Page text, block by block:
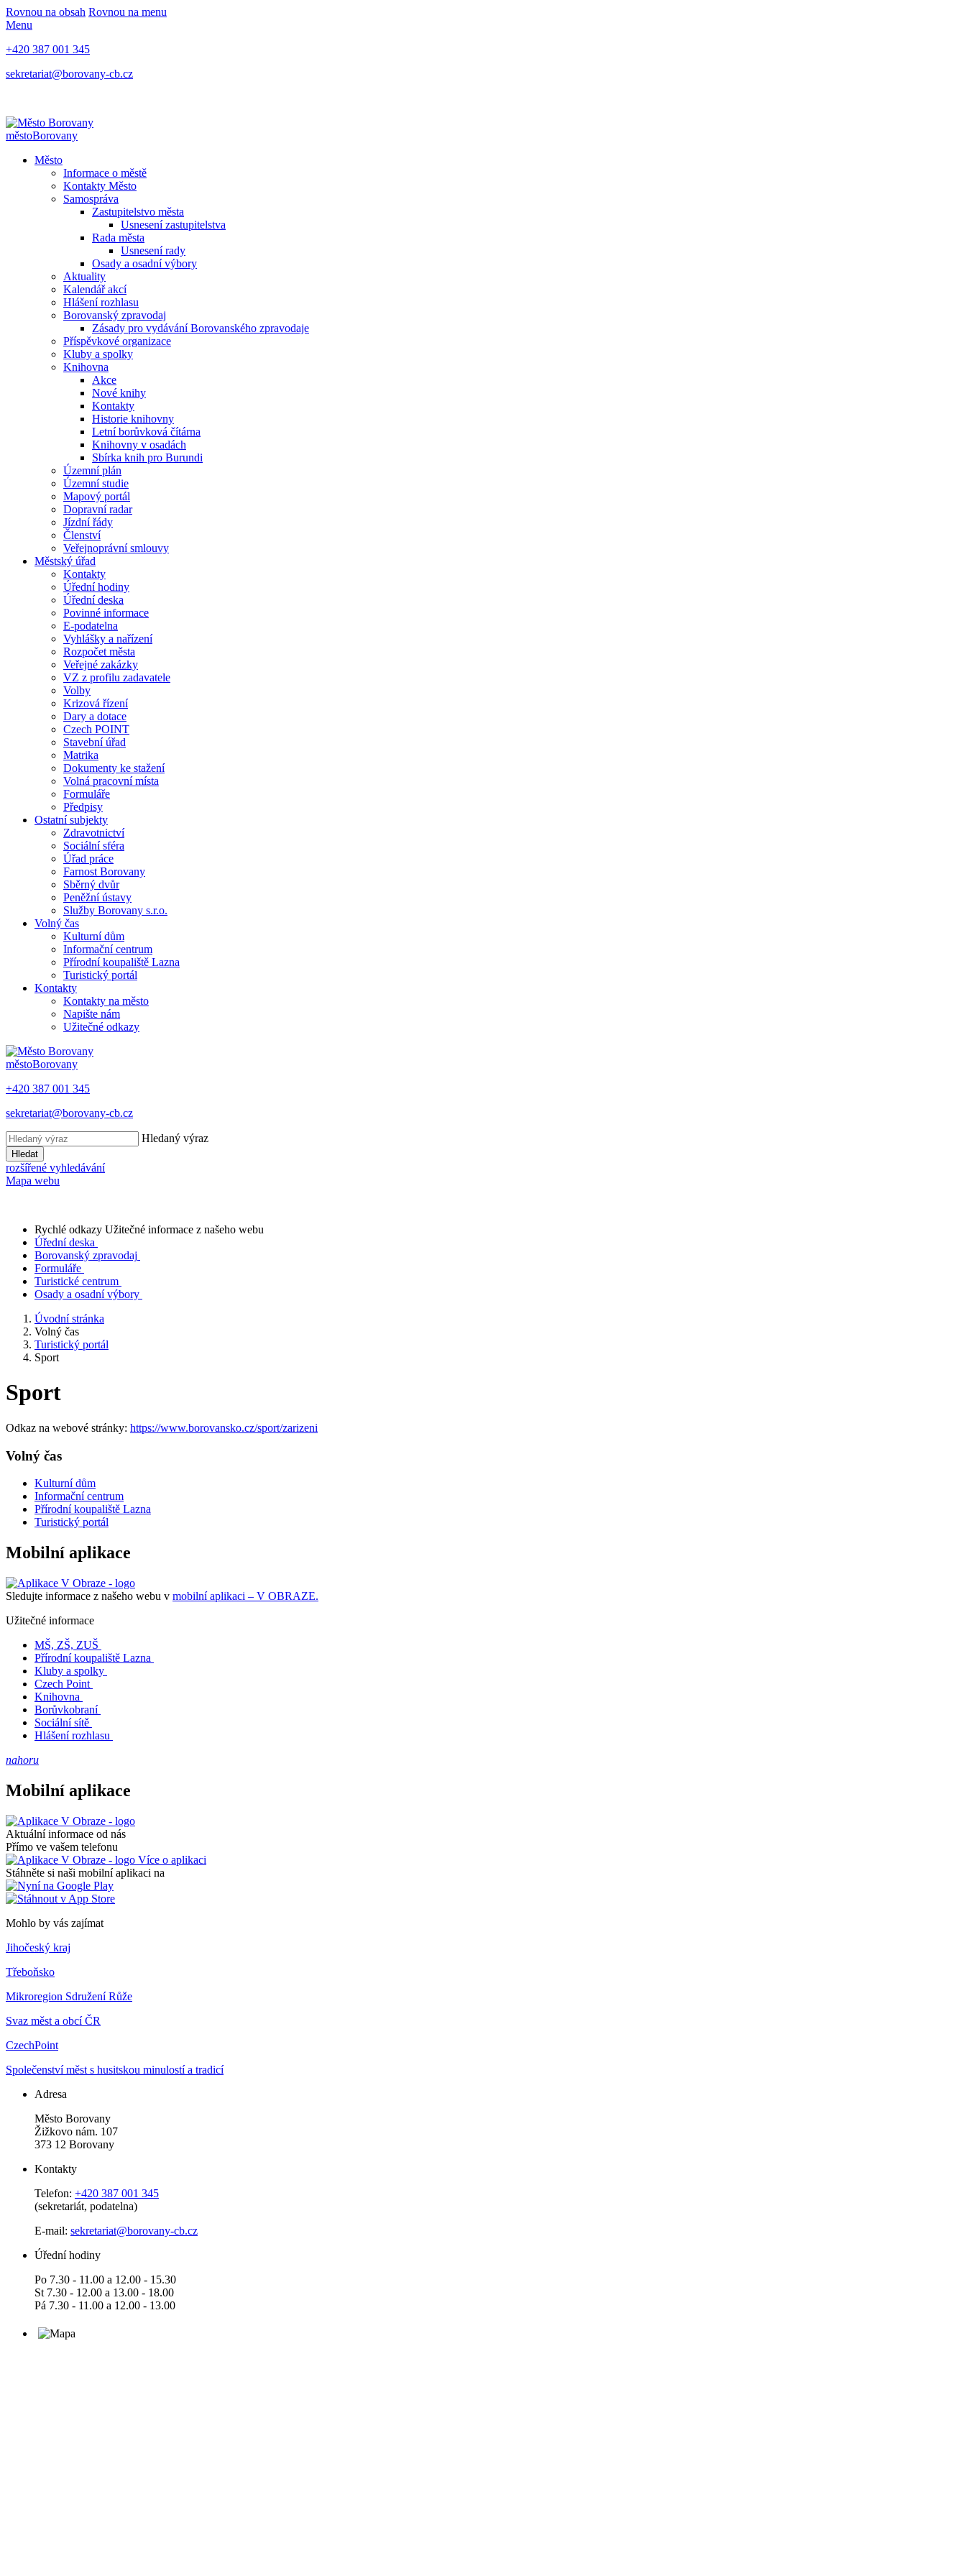
Rovnou na obsah Rovnou na menu
Menu
+420 387 001 345
sekretariat@borovany-cb.cz
městoBorovany
Město
Informace o městě
Kontakty Město
Samospráva
Zastupitelstvo města
Usnesení zastupitelstva
Rada města
Usnesení rady
Osady a osadní výbory
Aktuality
Kalendář akcí
Hlášení rozhlasu
Borovanský zpravodaj
Zásady pro vydávání Borovanského zpravodaje
Příspěvkové organizace
Kluby a spolky
Knihovna
Akce
Nové knihy
Kontakty
Historie knihovny
Letní borůvková čítárna
Knihovny v osadách
Sbírka knih pro Burundi
Územní plán
Územní studie
Mapový portál
Dopravní radar
Jízdní řády
Členství
Veřejnoprávní smlouvy
Městský úřad
Kontakty
Úřední hodiny
Úřední deska
Povinné informace
E-podatelna
Vyhlášky a nařízení
Rozpočet města
Veřejné zakázky
VZ z profilu zadavatele
Volby
Krizová řízení
Dary a dotace
Czech POINT
Stavební úřad
Matrika
Dokumenty ke stažení
Volná pracovní místa
Formuláře
Předpisy
Ostatní subjekty
Zdravotnictví
Sociální sféra
Úřad práce
Farnost Borovany
Sběrný dvůr
Peněžní ústavy
Služby Borovany s.r.o.
Volný čas
Kulturní dům
Informační centrum
Přírodní koupaliště Lazna
Turistický portál
Kontakty
Kontakty na město
Napište nám
Užitečné odkazy
městoBorovany
+420 387 001 345
sekretariat@borovany-cb.cz
Hledaný výraz
Hledat
rozšířené vyhledávání
Mapa webu
Rychlé odkazy Užitečné informace z našeho webu
Úřední deska
Borovanský zpravodaj
Formuláře
Turistické centrum
Osady a osadní výbory
Úvodní stránka
Volný čas
Turistický portál
Sport
Sport
Odkaz na webové stránky: https://www.borovansko.cz/sport/zarizeni
Volný čas
Kulturní dům
Informační centrum
Přírodní koupaliště Lazna
Turistický portál
Mobilní aplikace
Sledujte informace z našeho webu v mobilní aplikaci – V OBRAZE.
Užitečné informace
MŠ, ZŠ, ZUŠ
Přírodní koupaliště Lazna
Kluby a spolky
Czech Point
Knihovna
Borůvkobraní
Sociální sítě
Hlášení rozhlasu
nahoru
Mobilní aplikace
Aktuální informace od nás
Přímo ve vašem telefonu
Více o aplikaci
Stáhněte si naši mobilní aplikaci na
Mohlo by vás zajímat
Jihočeský kraj
Třeboňsko
Mikroregion Sdružení Růže
Svaz měst a obcí ČR
CzechPoint
Společenství měst s husitskou minulostí a tradicí
Adresa
Město Borovany
Žižkovo nám. 107
373 12 Borovany
Kontakty
Telefon: +420 387 001 345
(sekretariát, podatelna)
E-mail: sekretariat@borovany-cb.cz
Úřední hodiny
Po 7.30 - 11.00 a 12.00 - 15.30
St 7.30 - 12.00 a 13.00 - 18.00
Pá 7.30 - 11.00 a 12.00 - 13.00